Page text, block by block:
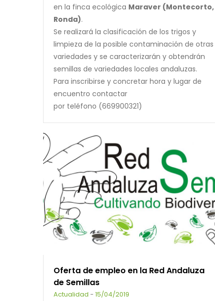
en la finca ecológica Maraver (Montecorto,
Ronda).
Se realizará la clasificación de los trigos y
limpieza de la posible contaminación de otras
variedades y se caracterizarán y obtendrán
semillas de variedades locales andaluzas.
Para inscribirse y concretar hora y lugar de
encuentro contactar
por teléfono (669900321)
Oferta de empleo en la Red Andaluza
de Semillas
Actualidad - 15/04/2019